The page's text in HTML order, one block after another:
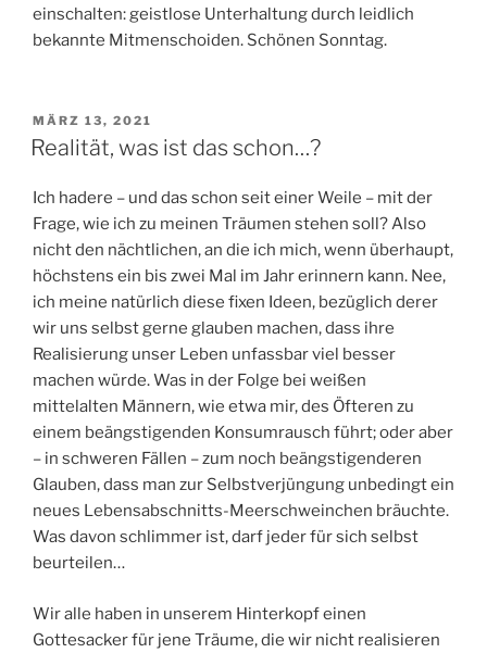
einschalten: geistlose Unterhaltung durch leidlich
bekannte Mitmenschoiden. Schönen Sonntag.
VERÖFFENTLICHT
AM
MÄRZ 13, 2021
Realität, was ist das schon…?
Ich hadere – und das schon seit einer Weile – mit der
Frage, wie ich zu meinen Träumen stehen soll? Also
nicht den nächtlichen, an die ich mich, wenn überhaupt,
höchstens ein bis zwei Mal im Jahr erinnern kann. Nee,
ich meine natürlich diese fixen Ideen, bezüglich derer
wir uns selbst gerne glauben machen, dass ihre
Realisierung unser Leben unfassbar viel besser
machen würde. Was in der Folge bei weißen
mittelalten Männern, wie etwa mir, des Öfteren zu
einem beängstigenden Konsumrausch führt; oder aber
– in schweren Fällen – zum noch beängstigenderen
Glauben, dass man zur Selbstverjüngung unbedingt ein
neues Lebensabschnitts-Meerschweinchen bräuchte.
Was davon schlimmer ist, darf jeder für sich selbst
beurteilen…
Wir alle haben in unserem Hinterkopf einen
Gottesacker für jene Träume, die wir nicht realisieren